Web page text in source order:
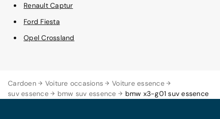
Cardoen Voiture occasions
Voiture essence
suv essence
bmw suv essence bmw x3-g01 suv essence
Renault Captur
Ford Fiesta
Opel Crossland